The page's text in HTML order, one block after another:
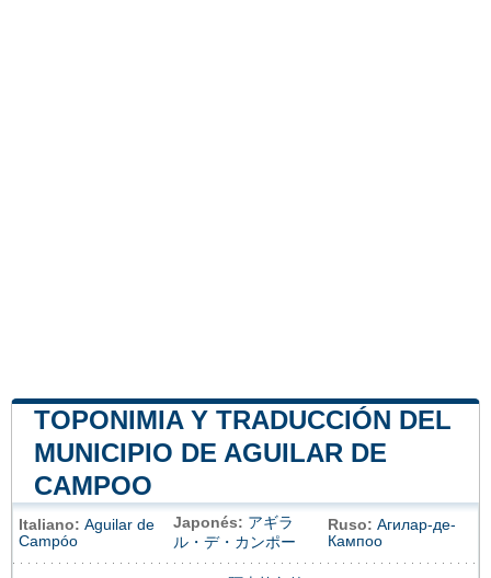
TOPONIMIA Y TRADUCCIÓN DEL
MUNICIPIO DE AGUILAR DE
CAMPOO
Italiano: Aguilar de
Campóo
Japonés: アギラ
ル・デ・カンポー
Ruso: Агилар-де-
Кампоо